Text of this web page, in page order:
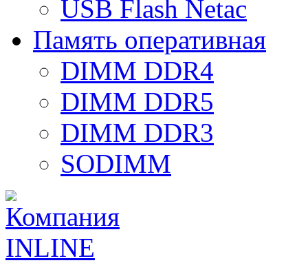
USB Flash Netac
Память оперативная
DIMM DDR4
DIMM DDR5
DIMM DDR3
SODIMM